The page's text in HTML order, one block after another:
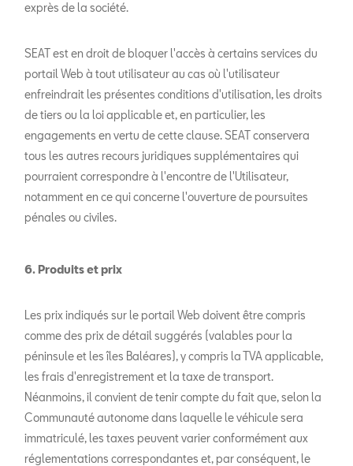
exprès de la société.
SEAT est en droit de bloquer l'accès à certains services du
portail Web à tout utilisateur au cas où l'utilisateur
enfreindrait les présentes conditions d'utilisation, les droits
de tiers ou la loi applicable et, en particulier, les
engagements en vertu de cette clause. SEAT conservera
tous les autres recours juridiques supplémentaires qui
pourraient correspondre à l'encontre de l'Utilisateur,
notamment en ce qui concerne l'ouverture de poursuites
pénales ou civiles.
6. Produits et prix
Les prix indiqués sur le portail Web doivent être compris
comme des prix de détail suggérés (valables pour la
péninsule et les îles Baléares), y compris la TVA applicable,
les frais d'enregistrement et la taxe de transport.
Néanmoins, il convient de tenir compte du fait que, selon la
Communauté autonome dans laquelle le véhicule sera
immatriculé, les taxes peuvent varier conformément aux
réglementations correspondantes et, par conséquent, le